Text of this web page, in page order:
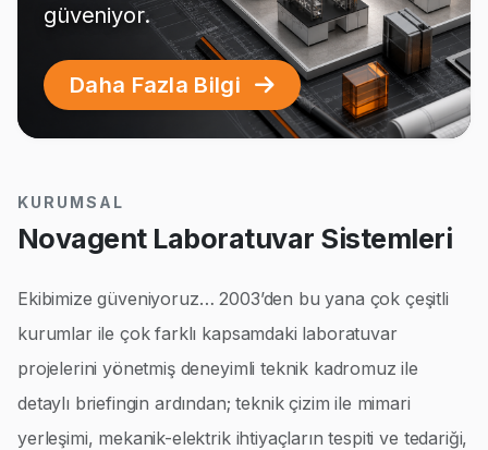
güveniyor.
Daha Fazla Bilgi
KURUMSAL
Novagent Laboratuvar Sistemleri
Ekibimize güveniyoruz… 2003’den bu yana çok çeşitli
kurumlar ile çok farklı kapsamdaki laboratuvar
projelerini yönetmiş deneyimli teknik kadromuz ile
detaylı briefingin ardından; teknik çizim ile mimari
yerleşimi, mekanik-elektrik ihtiyaçların tespiti ve tedariği,